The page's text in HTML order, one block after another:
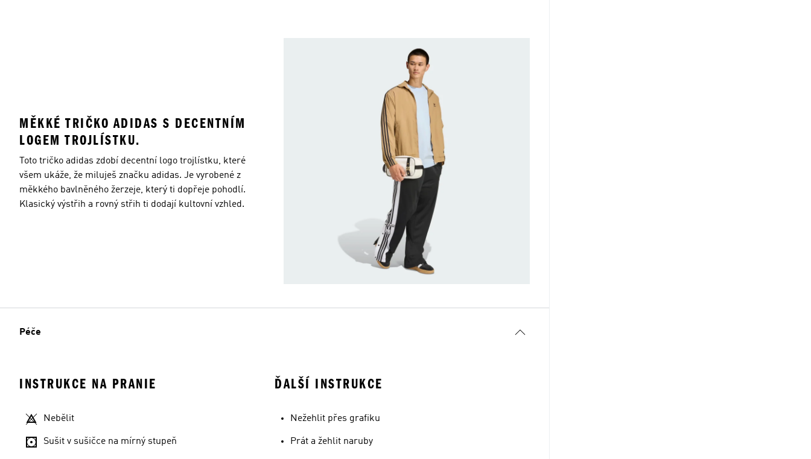
MĚKKÉ TRIČKO ADIDAS S DECENTNÍM
LOGEM TROJLÍSTKU.
Toto tričko adidas zdobí decentní logo trojlístku, které
všem ukáže, že miluješ značku adidas. Je vyrobené z
měkkého bavlněného žerzeje, který ti dopřeje pohodlí.
Klasický výstřih a rovný střih ti dodají kultovní vzhled.
Péče
INSTRUKCE NA PRANIE
Nebělit
Sušit v sušičce na mírný stupeň
ĎALŠÍ INSTRUKCE
Nežehlit přes grafiku
Prát a žehlit naruby